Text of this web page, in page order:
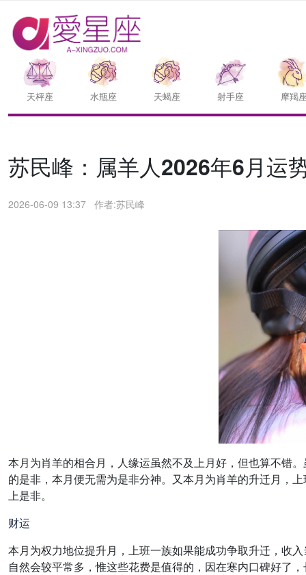
天枰座 水瓶座 天蝎座 射手座 摩羯
苏民峰：属羊人2026年6月运
2026-06-09 13:37 作者:苏民峰
本月为肖羊的相合月，人缘运虽然不及上月好，但也算不错
的是非，本月便无需为是非分神。又本月为肖羊的升迁月，
上是非。
财运
本月为权力地位提升月，上班一族如果能成功争取升迁，收
自然会较平常多，惟这些花费是值得的，因在寒内口碑好了